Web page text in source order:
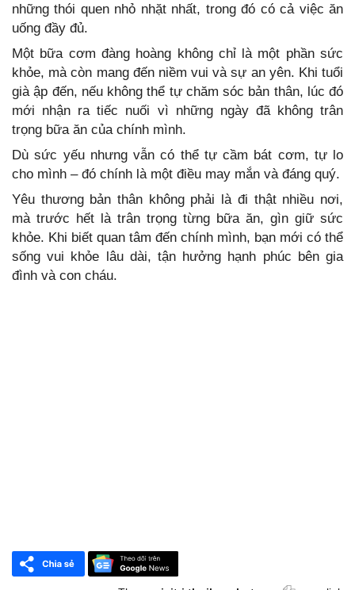
những thói quen nhỏ nhặt nhất, trong đó có cả việc ăn
uống đầy đủ.
Một bữa cơm đàng hoàng không chỉ là một phần sức
khỏe, mà còn mang đến niềm vui và sự an yên. Khi tuổi
già ập đến, nếu không thể tự chăm sóc bản thân, lúc đó
mới nhận ra tiếc nuối vì những ngày đã không trân
trọng bữa ăn của chính mình.
Dù sức yếu nhưng vẫn có thể tự cầm bát cơm, tự lo
cho mình – đó chính là một điều may mắn và đáng quý.
Yêu thương bản thân không phải là đi thật nhiều nơi,
mà trước hết là trân trọng từng bữa ăn, gìn giữ sức
khỏe. Khi biết quan tâm đến chính mình, bạn mới có thể
sống vui khỏe lâu dài, tận hưởng hạnh phúc bên gia
đình và con cháu.